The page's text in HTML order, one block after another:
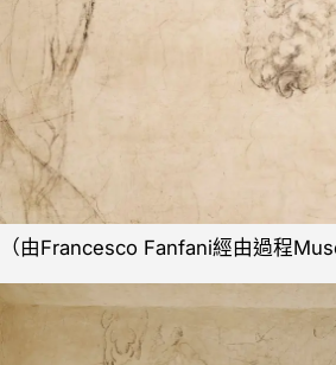
（由Francesco Fanfani經由過程